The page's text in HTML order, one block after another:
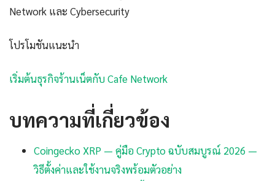
Network และ Cybersecurity
โปรโมชันแนะนำ
เริ่มต้นธุรกิจร้านเน็ตกับ Cafe Network
บทความที่เกี่ยวข้อง
Coingecko XRP — คู่มือ Crypto ฉบับสมบูรณ์ 2026 —
วิธีตั้งค่าและใช้งานจริงพร้อมตัวอย่าง